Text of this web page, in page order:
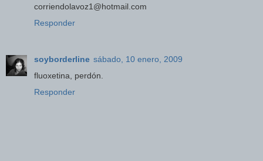
corriendolavoz1@hotmail.com
Responder
soyborderline sábado, 10 enero, 2009
fluoxetina, perdón.
Responder